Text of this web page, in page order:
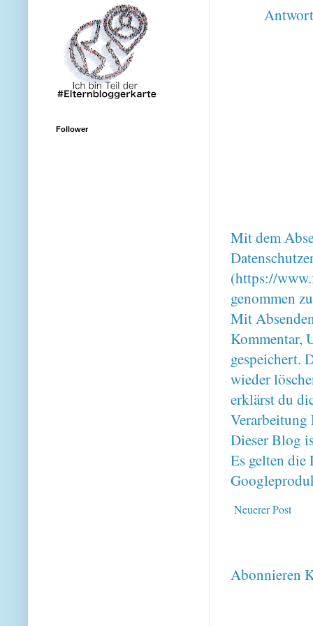
Mit dem
(https://
genommen
Mit
Kommentar,
gespeichert.
wieder
erklärst du
Verarbeitung
Dieser Blog
Es gelten
Neuerer Post
Abonnieren
Follower